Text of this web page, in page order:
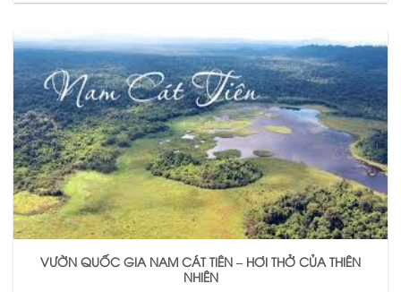
VƯỜN QUỐC GIA NAM CÁT TIÊN – HƠI THỞ CỦA THIÊN
NHIÊN